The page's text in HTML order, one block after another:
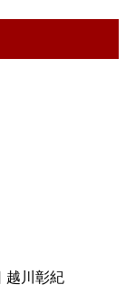
越川彰紀